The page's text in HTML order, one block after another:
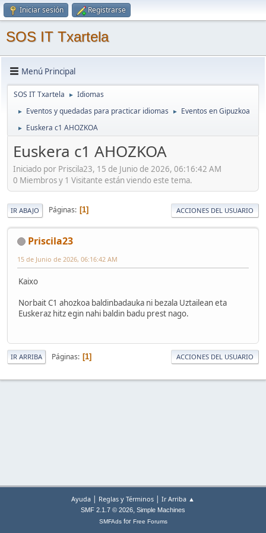
Iniciar sesión Registrarse
SOS IT Txartela
Menú Principal
SOS IT Txartela ► Idiomas
► Eventos y quedadas para practicar idiomas ► Eventos en Gipuzkoa
► Euskera c1 AHOZKOA
Euskera c1 AHOZKOA
Iniciado por Priscila23, 15 de Junio de 2026, 06:16:42 AM
0 Miembros y 1 Visitante están viendo este tema.
IR ABAJO Páginas 1 ACCIONES DEL USUARIO
Priscila23
15 de Junio de 2026, 06:16:42 AM
Kaixo
Norbait C1 ahozkoa baldinbadauka ni bezala Uztailean eta
Euskeraz hitz egin nahi baldin badu prest nago.
IR ARRIBA Páginas 1 ACCIONES DEL USUARIO
Ayuda | Reglas y Términos | Ir Arriba ▲
SMF 2.1.7 © 2026, Simple Machines
SMFAdsfor Free Forums